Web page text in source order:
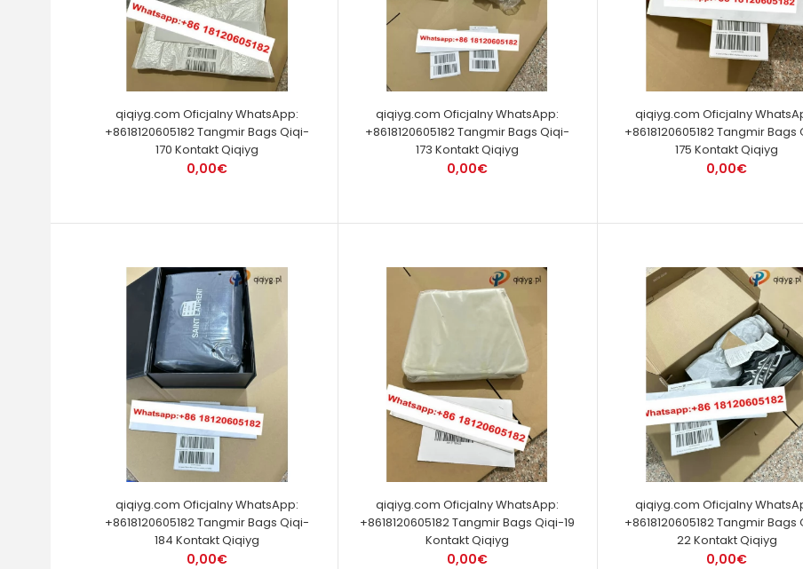
qiqiyg.com Oficjalny WhatsApp:
+8618120605182 Tangmir Bags Qiqi-
170 Kontakt Qiqiyg
0,00€
qiqiyg.com Oficjalny WhatsApp:
+8618120605182 Tangmir Bags Qiqi-
173 Kontakt Qiqiyg
0,00€
qiqiyg.com Oficjalny
+8618120605182 Tangmir Bags
175 Kontakt Qiqiyg
0,00€
qiqiyg.com Oficjalny WhatsApp:
+8618120605182 Tangmir Bags Qiqi-
184 Kontakt Qiqiyg
0,00€
qiqiyg.com Oficjalny WhatsApp:
+8618120605182 Tangmir Bags Qiqi-19
Kontakt Qiqiyg
0,00€
qiqiyg.com Oficjalny
+8618120605182 Tangmir Bags
22 Kontakt Qiqiyg
0,00€